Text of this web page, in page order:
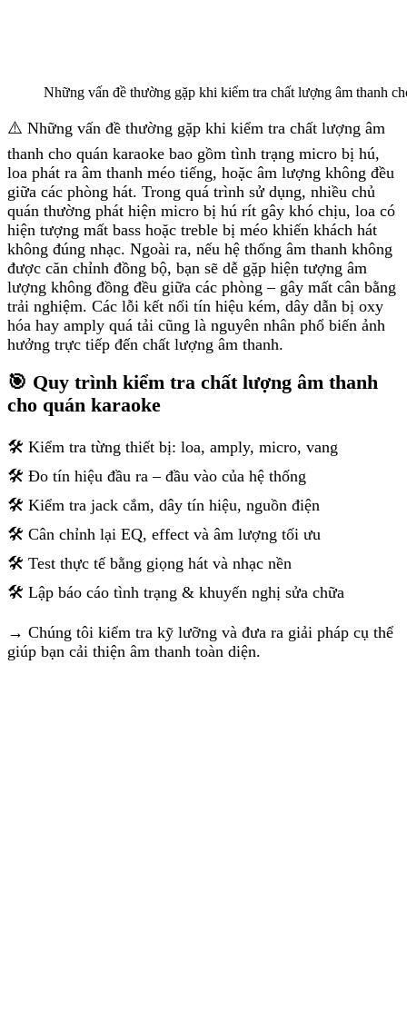
Những vấn đề thường gặp khi kiểm tra chất lượng âm thanh
⚠️ Những vấn đề thường gặp khi kiểm tra chất lượng âm
thanh cho quán karaoke bao gồm tình trạng micro bị hú,
loa phát ra âm thanh méo tiếng, hoặc âm lượng không đều
giữa các phòng hát. Trong quá trình sử dụng, nhiều chủ
quán thường phát hiện micro bị hú rít gây khó chịu, loa có
hiện tượng mất bass hoặc treble bị méo khiến khách hát
không đúng nhạc. Ngoài ra, nếu hệ thống âm thanh không
được căn chỉnh đồng bộ, bạn sẽ dễ gặp hiện tượng âm
lượng không đồng đều giữa các phòng – gây mất cân bằng
trải nghiệm. Các lỗi kết nối tín hiệu kém, dây dẫn bị oxy
hóa hay amply quá tải cũng là nguyên nhân phổ biến ảnh
hưởng trực tiếp đến chất lượng âm thanh.
🎯 Quy trình kiểm tra chất lượng âm thanh
cho quán karaoke
🛠️ Kiểm tra từng thiết bị: loa, amply, micro, vang
🛠️ Đo tín hiệu đầu ra – đầu vào của hệ thống
🛠️ Kiểm tra jack cắm, dây tín hiệu, nguồn điện
🛠️ Cân chỉnh lại EQ, effect và âm lượng tối ưu
🛠️ Test thực tế bằng giọng hát và nhạc nền
🛠️ Lập báo cáo tình trạng & khuyến nghị sửa chữa
→ Chúng tôi kiểm tra kỹ lưỡng và đưa ra giải pháp cụ thể
giúp bạn cải thiện âm thanh toàn diện.